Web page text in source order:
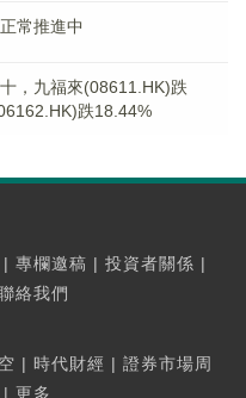
常推進中
，九福來(08611.HK)跌
跌18.44%
| 專欄邀稿 | 投資者關係 |
絡我們
| 時代財經 | 證券市場周
| 更多...